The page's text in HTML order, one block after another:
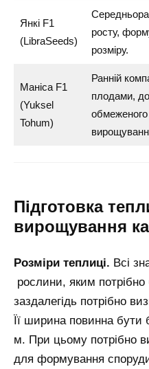
Янкі F1
(LibraSeeds)
росту,
розміру.
Маніса F1
(Yuksel
Tohum)
Ранній
плодами,
обмеженого
Підготовка
вирощування
Розміри теплиці. Всі
рослини, яким
заздалегідь потрібно
Її ширина повинна бути
м. При цьому потрібно
для формування